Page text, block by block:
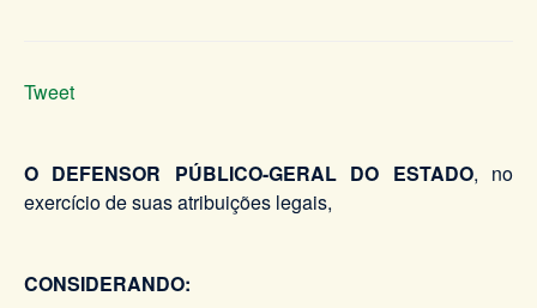
Tweet
O DEFENSOR PÚBLICO-GERAL DO ESTADO, no
exercício de suas atribuições legais,
CONSIDERANDO: